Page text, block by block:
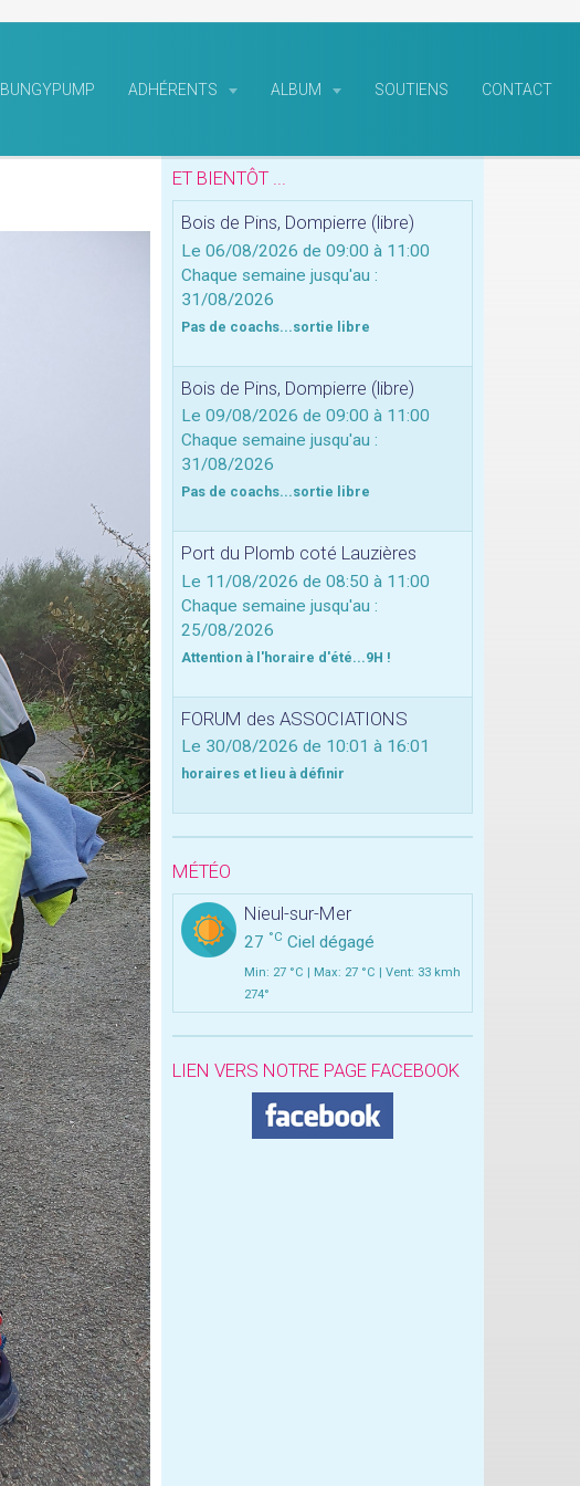
BUNGYPUMP ADHÉRENTS ALBUM SOUTIENS CONTACT
ET BIENTÔT ...
Bois de Pins, Dompierre (libre)
Le 06/08/2026 de 09:00 à 11:00
Chaque semaine jusqu'au :
31/08/2026
Pas de coachs...sortie libre
Bois de Pins, Dompierre (libre)
Le 09/08/2026 de 09:00 à 11:00
Chaque semaine jusqu'au :
31/08/2026
Pas de coachs...sortie libre
Port du Plomb coté Lauzières
Le 11/08/2026 de 08:50 à 11:00
Chaque semaine jusqu'au :
25/08/2026
Attention à l'horaire d'été...9H !
FORUM des ASSOCIATIONS
Le 30/08/2026 de 10:01 à 16:01
horaires et lieu à définir
MÉTÉO
Nieul-sur-Mer
27 °C Ciel dégagé
Min: 27 °C | Max: 27 °C | Vent: 33 kmh
274°
LIEN VERS NOTRE PAGE FACEBOOK